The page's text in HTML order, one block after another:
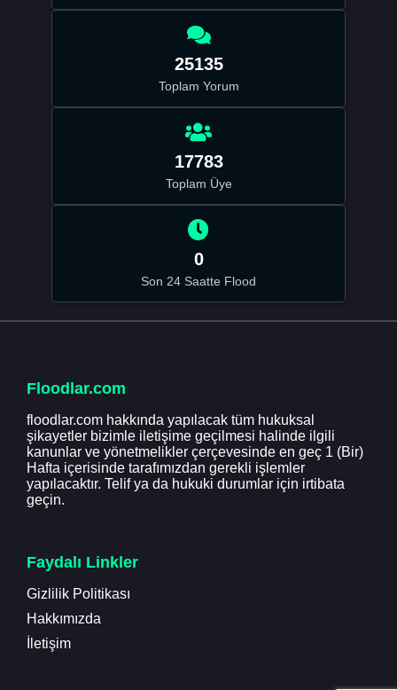
25135
Toplam Yorum
17783
Toplam Üye
0
Son 24 Saatte Flood
Floodlar.com
floodlar.com hakkında yapılacak tüm hukuksal
şikayetler bizimle iletişime geçilmesi halinde ilgili
kanunlar ve yönetmelikler çerçevesinde en geç 1 (Bir)
Hafta içerisinde tarafımızdan gerekli işlemler
yapılacaktır. Telif ya da hukuki durumlar için irtibata
geçin.
Faydalı Linkler
Gizlilik Politikası
Hakkımızda
İletişim